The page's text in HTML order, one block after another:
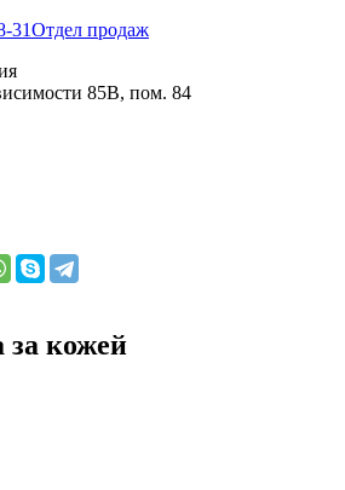
31Отдел продаж
85В, пом. 84
за кожей